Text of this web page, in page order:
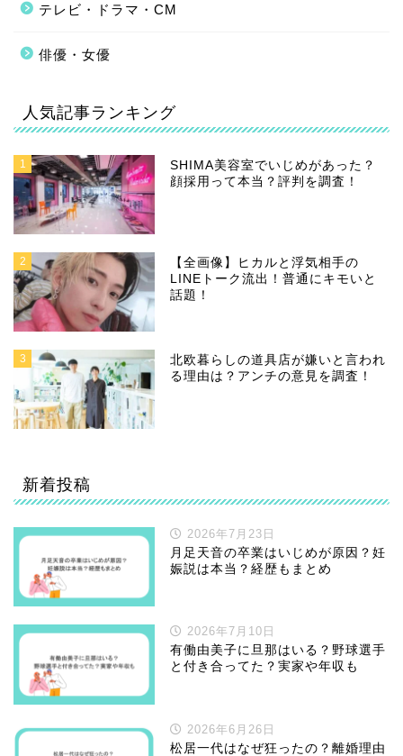
テレビ・ドラマ・CM
俳優・女優
人気記事ランキング
1
SHIMA美容室でいじめがあった？
顔採用って本当？評判を調査！
2
【全画像】ヒカルと浮気相手の
LINEトーク流出！普通にキモいと
話題！
3
北欧暮らしの道具店が嫌いと言われ
る理由は？アンチの意見を調査！
新着投稿
2026年7月23日
月足天音の卒業はいじめが原因？妊
娠説は本当？経歴もまとめ
2026年7月10日
有働由美子に旦那はいる？野球選手
と付き合ってた？実家や年収も
2026年6月26日
松居一代はなぜ狂ったの？離婚理由